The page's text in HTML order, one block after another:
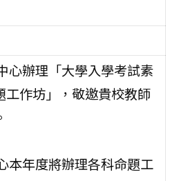
心辦理「大學入學考試素
工作坊」，敬邀貴校教師
本年度將辦理各科命題工